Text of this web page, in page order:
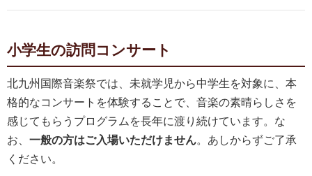
小学生の訪問コンサート
北九州国際音楽祭では、未就学児から中学生を対象に、本
格的なコンサートを体験することで、音楽の素晴らしさを
感じてもらうプログラムを長年に渡り続けています。な
お、 一般の方はご入場いただけません。あしからずご了承
ください。